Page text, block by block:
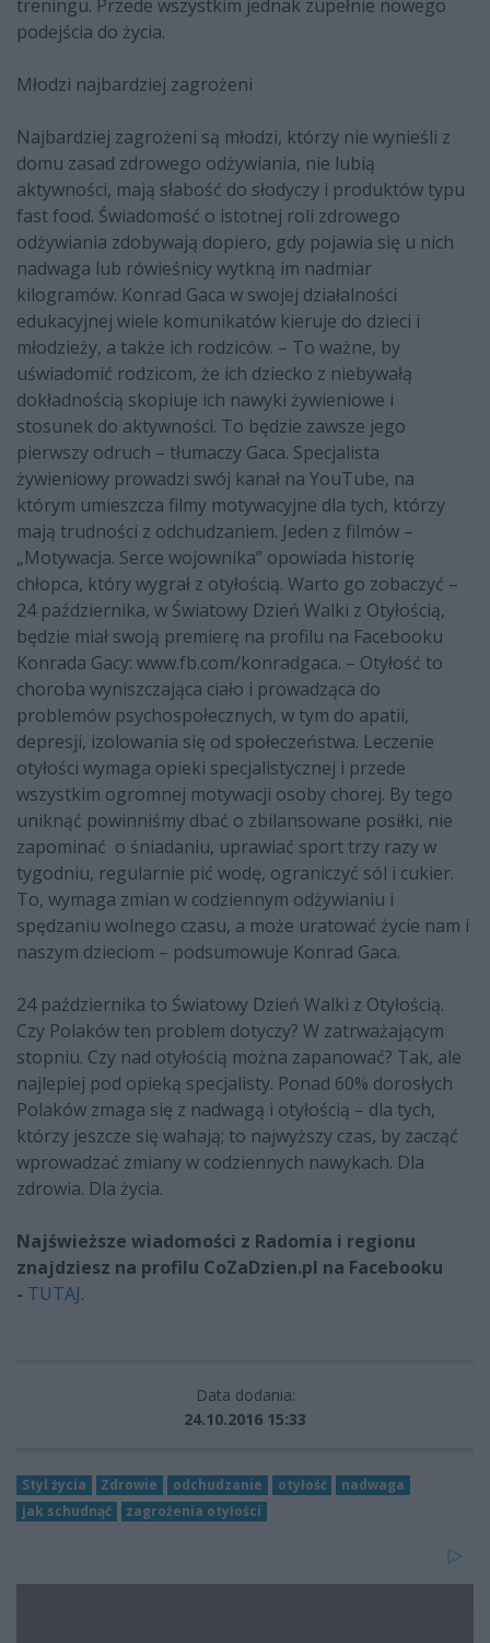
treningu. Przede wszystkim jednak zupełnie nowego
podejścia do życia.
Młodzi najbardziej zagrożeni
Najbardziej zagrożeni są młodzi, którzy nie wynieśli z
domu zasad zdrowego odżywiania, nie lubią
aktywności, mają słabość do słodyczy i produktów typu
fast food. Świadomość o istotnej roli zdrowego
odżywiania zdobywają dopiero, gdy pojawia się u nich
nadwaga lub rówieśnicy wytkną im nadmiar
kilogramów. Konrad Gaca w swojej działalności
edukacyjnej wiele komunikatów kieruje do dzieci i
młodzieży, a także ich rodziców. – To ważne, by
uświadomić rodzicom, że ich dziecko z niebywałą
dokładnością skopiuje ich nawyki żywieniowe i
stosunek do aktywności. To będzie zawsze jego
pierwszy odruch – tłumaczy Gaca. Specjalista
żywieniowy prowadzi swój kanał na YouTube, na
którym umieszcza filmy motywacyjne dla tych, którzy
mają trudności z odchudzaniem. Jeden z filmów –
„Motywacja. Serce wojownika” opowiada historię
chłopca, który wygrał z otyłością. Warto go zobaczyć –
24 października, w Światowy Dzień Walki z Otyłością,
będzie miał swoją premierę na profilu na Facebooku
Konrada Gacy: www.fb.com/konradgaca. – Otyłość to
choroba wyniszczająca ciało i prowadząca do
problemów psychospołecznych, w tym do apatii,
depresji, izolowania się od społeczeństwa. Leczenie
otyłości wymaga opieki specjalistycznej i przede
wszystkim ogromnej motywacji osoby chorej. By tego
uniknąć powinniśmy dbać o zbilansowane posiłki, nie
zapominać o śniadaniu, uprawiać sport trzy razy w
tygodniu, regularnie pić wodę, ograniczyć sól i cukier.
To, wymaga zmian w codziennym odżywianiu i
spędzaniu wolnego czasu, a może uratować życie nam i
naszym dzieciom – podsumowuje Konrad Gaca.
24 października to Światowy Dzień Walki z Otyłością.
Czy Polaków ten problem dotyczy? W zatrważającym
stopniu. Czy nad otyłością można zapanować? Tak, ale
najlepiej pod opieką specjalisty. Ponad 60% dorosłych
Polaków zmaga się z nadwagą i otyłością – dla tych,
którzy jeszcze się wahają; to najwyższy czas, by zacząć
wprowadzać zmiany w codziennych nawykach. Dla
zdrowia. Dla życia.
Najświeższe wiadomości z Radomia i regionu
znajdziesz na profilu CoZaDzien.pl na Facebooku
- TUTAJ.
Data dodania:
24.10.2016 15:33
Styl życia Zdrowie odchudzanie otyłość
nadwaga
jak schudnąć
zagrożenia otyłości